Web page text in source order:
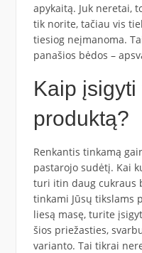
apykaitą. Juk neretai,
tik norite, tačiau vis
tiesiog neįmanoma.
panašios bėdos –
Kaip
produktą?
Renkantis tinkamą
pastarojo sudėtį. Kai
turi itin daug cukraus
tinkami Jūsų tikslams
liesą masę, turite
šios priežasties,
varianto. Tai tikrai